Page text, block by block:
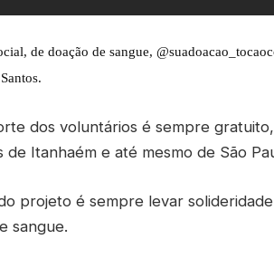
de doação de sangue,
dos voluntários é sempre
de Itanhaém e até mesmo de São
projeto é sempre levar
sangue.